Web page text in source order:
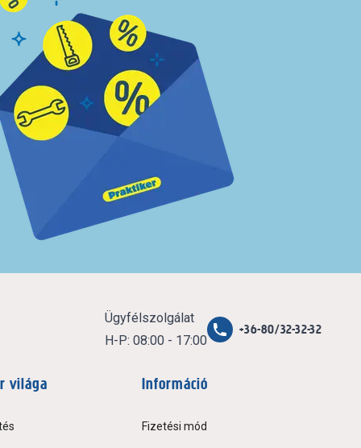
Ügyfélszolgálat
H-P: 08:00 - 17:00
+36-80/32-32-32
világa Információ
Fizetési mód